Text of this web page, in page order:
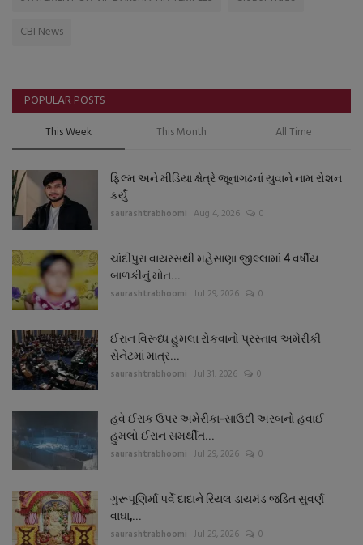
CBI News
POPULAR POSTS
This Week This Month All Time
ફિલ્મ અને મીડિયા ક્ષેત્રે જૂનાગઢનાં યુવાને નામ રોશન
કર્યું
saurashtrabhoomi Aug 4, 2026 0
ચાંદીપુરા વાયરસથી મહેસાણા જીલ્લામાં 4 વર્ષીય
બાળકીનું મોત...
saurashtrabhoomi Jul 29, 2026 0
ઈરાન વિરૂધ્ધ હુમલા રોકવાનો પ્રસ્તાવ અમેરીકી
સેનેટમાં માત્ર...
saurashtrabhoomi Jul 31, 2026 0
હવે ઈરાક ઉપર અમેરીકા-સાઉદી અરબનો હવાઈ
હુમલો ઈરાન સમર્થીત...
saurashtrabhoomi Jul 29, 2026 0
ગુરૂપૂણિર્માં પર્વે દાદાને રિયલ ડાયમંડ જડિત સુવર્ણ
વાઘા,...
saurashtrabhoomi Jul 29, 2026 0